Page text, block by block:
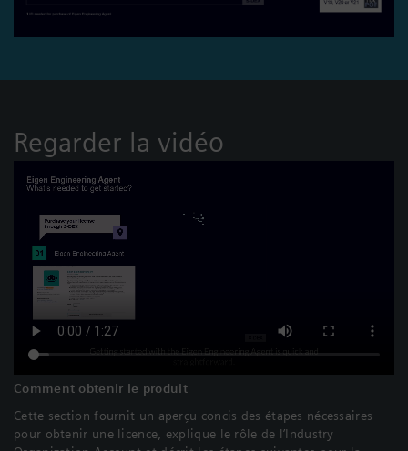
Regarder la vidéo
Comment obtenir le produit
Cette section fournit un aperçu concis des étapes nécessaires
pour obtenir une licence, explique le rôle de l’Industry